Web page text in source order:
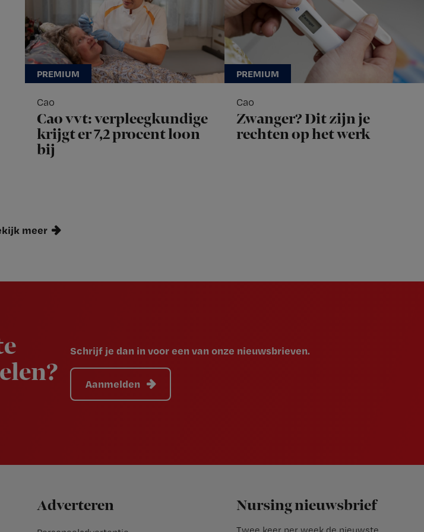
Cao
Cao vvt: verpleegkundige
krijgt er 7,2 procent loon
bij
Cao
Zwanger? Dit zijn je
rechten op het werk
meer
Schrijf je dan in voor een van onze nieuwsbrieven.
Aanmelden
Adverteren Nursing nieuwsbrief